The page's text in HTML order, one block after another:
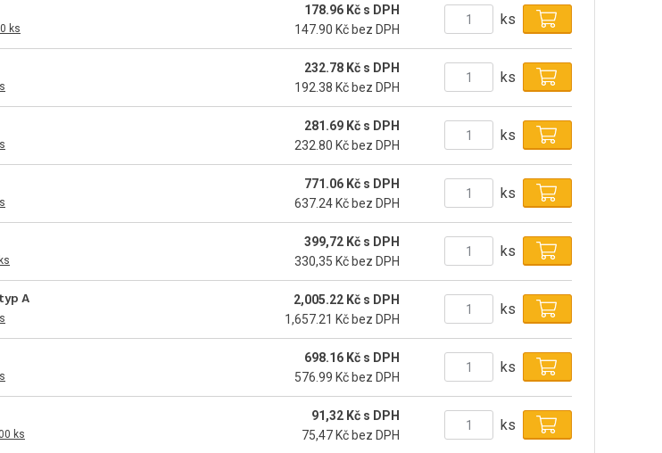
ks
178.96 Kč s DPH
147.90 Kč bez DPH
ks
232.78 Kč s DPH
192.38 Kč bez DPH
ks
281.69 Kč s DPH
232.80 Kč bez DPH
ks
771.06 Kč s DPH
637.24 Kč bez DPH
ks
399,72 Kč s DPH
330,35 Kč bez DPH
ks
A
2,005.22 Kč s DPH
1,657.21 Kč bez DPH
ks
698.16 Kč s DPH
576.99 Kč bez DPH
ks
ks
91,32 Kč s DPH
75,47 Kč bez DPH
ks